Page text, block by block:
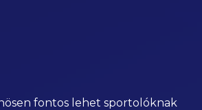
fontos lehet sportolóknak